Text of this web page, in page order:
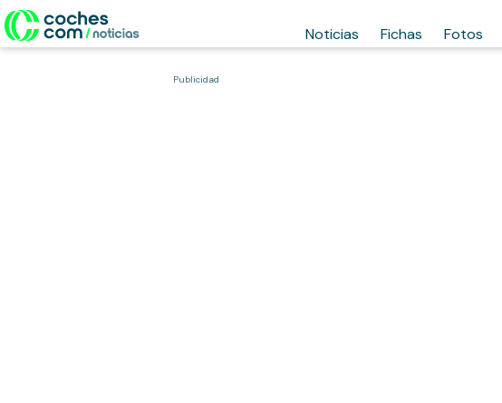
Noticias Fichas Fotos
Publicidad